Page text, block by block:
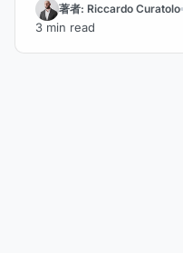
著者: Riccardo Curatolo
3 min read